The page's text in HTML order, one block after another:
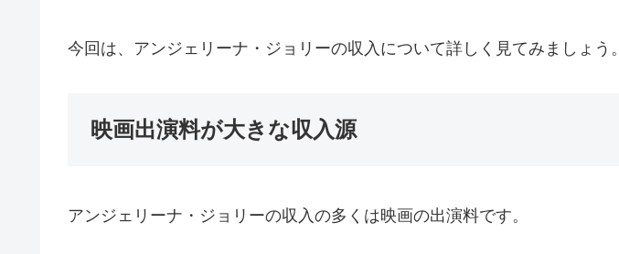
今回は、アンジェリーナ・ジョリーの収入について詳しく見てみましょう。
映画出演料が大きな収入源
アンジェリーナ・ジョリーの収入の多くは映画の出演料です。